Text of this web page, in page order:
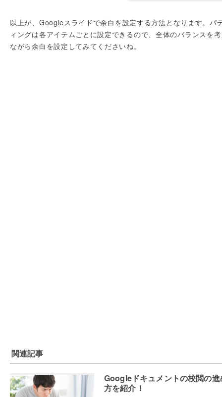
以上が、Googleスライドで余白を設定する方法となります。パ
ィングは各アイテムごとに設定できるので、全体のバランスを
ながら余白を設定してみてくださいね。
関連記事
Googleドキュメントの校閲の進
方を紹介！